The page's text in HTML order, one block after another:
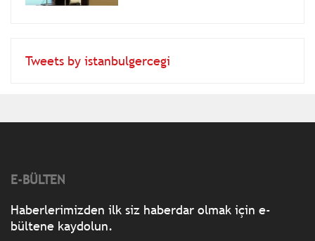
Tweets by istanbulgercegi
E-BÜLTEN
Haberlerimizden ilk siz haberdar olmak için e-
bültene kaydolun.